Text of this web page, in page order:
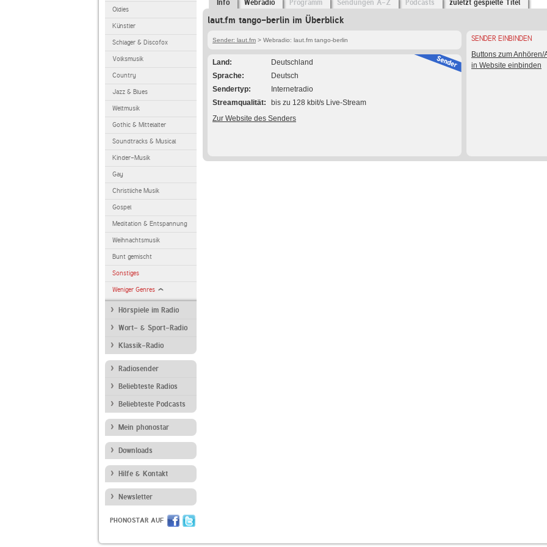
Oldies
Künstler
Schlager & Discofox
Volksmusik
Country
Jazz & Blues
Weltmusik
Gothic & Mittelalter
Soundtracks & Musical
Kinder-Musik
Gay
Christliche Musik
Gospel
Meditation & Entspannung
Weihnachtsmusik
Bunt gemischt
Sonstiges
Weniger Genres
Hörspiele im Radio
Wort- & Sport-Radio
Klassik-Radio
Radiosender
Beliebteste Radios
Beliebteste Podcasts
Mein phonostar
Downloads
Hilfe & Kontakt
Newsletter
PHONOSTAR AUF
Info Webradio Programm Sendungen A-Z Podcasts zuletzt gespielte Titel
laut.fm tango-berlin im Überblick
Sender: laut.fm > Webradio: laut.fm tango-berlin
Land
Deutschland
Sprache
Deutsch
Sendertyp
Internetradio
Streamqualität
bis zu 128 kbit/s Live-Stream
Zur Website des Senders
SENDER EINBINDEN
Buttons zum Anhören/
in Website einbinden